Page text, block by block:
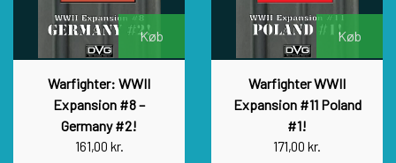
Køb
Warfighter: WWII
Expansion #8 –
Germany #2!
161,00 kr.
Køb
Warfighter WWII
Expansion #11 Poland
#1!
171,00 kr.